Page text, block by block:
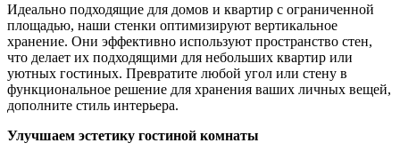
Идеально подходящие для домов и квартир с ограниченной
площадью, наши стенки оптимизируют вертикальное
хранение. Они эффективно используют пространство стен,
что делает их подходящими для небольших квартир или
уютных гостиных. Превратите любой угол или стену в
функциональное решение для хранения ваших личных вещей,
дополните стиль интерьера.
Улучшаем эстетику гостиной комнаты